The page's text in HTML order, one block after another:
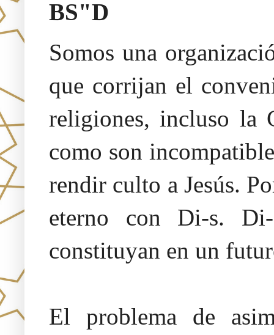
BS"D
Somos una
que corrijan el
religiones, incluso la
como son
rendir culto a Jesús.
eterno con Di-s.
constituyan en un
El problema de